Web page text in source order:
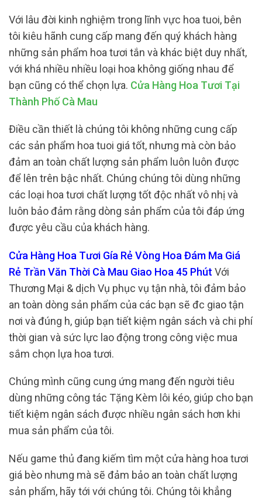
Với lâu đời kinh nghiệm trong lĩnh vực hoa tuoi, bên
tôi kiêu hãnh cung cấp mang đến quý khách hàng
những sản phẩm hoa tươi tắn và khác biệt duy nhất,
với khá nhiều nhiều loại hoa không giống nhau để
bạn cũng có thể chọn lựa. Cửa Hàng Hoa Tươi Tại
Thành Phố Cà Mau
Điều cần thiết là chúng tôi không những cung cấp
các sản phẩm hoa tuoi giá tốt, nhưng mà còn bảo
đảm an toàn chất lượng sản phẩm luôn luôn được
để lên trên bậc nhất. Chúng chúng tôi dùng những
các loại hoa tươi chất lượng tốt độc nhất vô nhị và
luôn bảo đảm rằng dòng sản phẩm của tôi đáp ứng
được yêu cầu của khách hàng.
Cửa Hàng Hoa Tươi Gía Rẻ Vòng Hoa Đám Ma Giá
Rẻ Trần Văn Thời Cà Mau Giao Hoa 45 Phút Với
Thương Mại & dịch Vụ phục vụ tận nhà, tôi đảm bảo
an toàn dòng sản phẩm của các bạn sẽ đc giao tận
nơi và đúng h, giúp bạn tiết kiệm ngân sách và chi phí
thời gian và sức lực lao động trong công việc mua
sắm chọn lựa hoa tươi.
Chúng mình cũng cung ứng mang đến người tiêu
dùng những công tác Tặng Kèm lôi kéo, giúp cho bạn
tiết kiệm ngân sách được nhiều ngân sách hơn khi
mua sản phẩm của tôi.
Nếu game thủ đang kiếm tìm một cửa hàng hoa tươi
giá bèo nhưng mà sẽ đảm bảo an toàn chất lượng
sản phẩm, hãy tới với chúng tôi. Chúng tôi khẳng